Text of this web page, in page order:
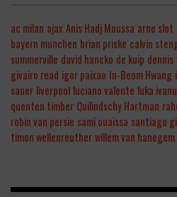
ac milan ajax Anis Hadj Moussa arne slot
bayern munchen brian priske calvin
summerville david hancko de kuip dennis
givairo read igor paixao In-Beom Hwang
sauer liverpool luciano valente luka
quenten timber Quilindschy Hartman
robin van persie sami ouaissa santiago
timon wellenreutherwillem van hanegem